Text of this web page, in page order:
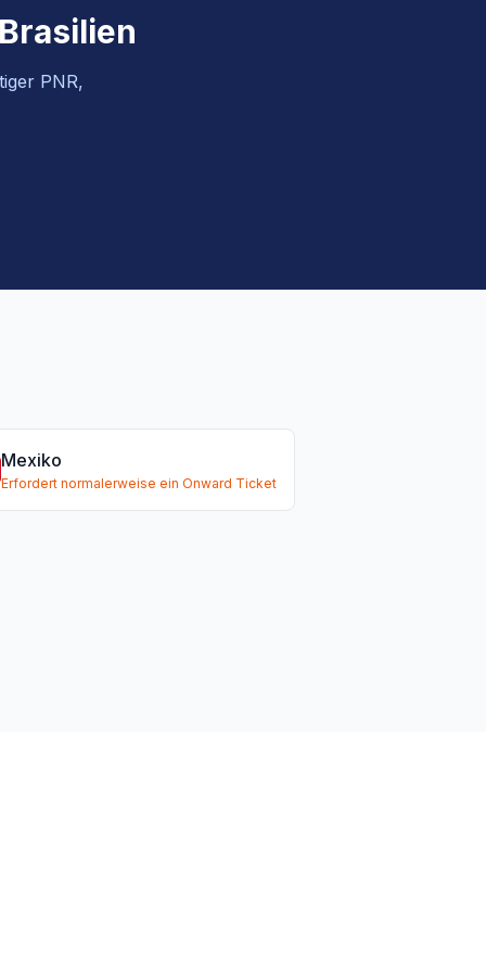
PNR,
Mexiko
Erfordert normalerweise ein Onward Ticket